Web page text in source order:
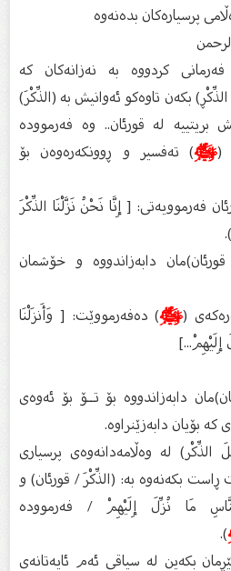
پرسیارەكان بدەنەوە
كردووە بە نەزانەكان كە
بكەن تاوەكو ئەوانیش بە (الذِّكْرَ)
بریتییە لە قورئان.. وە فەرموودە
(ﷺ) تەفسیر و ڕوونكەرەوەن بۆ
فەرموویەتی: [ إِنَّا نَحْنُ نَزَّلْنَا الذِّكْرَ
دابەزاندووە و خۆشمان
(ﷺ) دەفەرمووێت: [ وَأَنزَلْنَا
إِلَيْهِمْ...]
دابەزاندووە بۆ تــۆ بۆ ئەوەی
بۆیان دابەزێنراوە.
لە وەڵامەدانەوەی پرسیاری
ڕاست بكەنەوە بە: (الذِّكْرَ / قورئان) و
مَا نُزِّلَ إِلَيْهِمْ / فەرموودە
).
بكەین لە سیاقی ئەم ئایەتانەی